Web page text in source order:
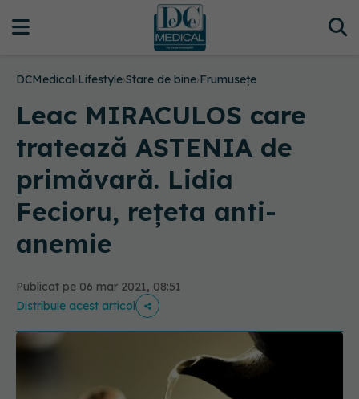
DCMedical›Lifestyle›Stare de bine›Frumusețe
Leac MIRACULOS care
tratează ASTENIA de
primăvară. Lidia
Fecioru, rețeta anti-
anemie
Publicat pe 06 mar 2021, 08:51
Distribuie acest articol